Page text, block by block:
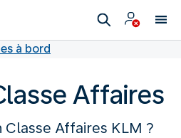
à bord
Affaires
Classe Affaires KLM ?